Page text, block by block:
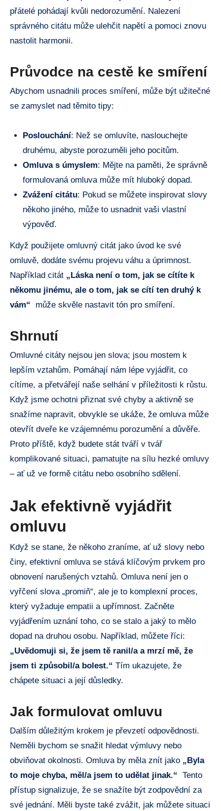
‍přátelé⁣ pohádají kvůli nedorozumění. Nalezení
správného citátu ​může ⁤ulehčit⁤ napětí a ‍pomoci⁣ znovu
nastolit harmonii.
Průvodce na⁢ cestě ke⁢ smíření
Abychom usnadnili‌ proces smíření, může být užitečné
⁣se‌ zamyslet nad těmito tipy:
Poslouchání:⁣ Než se omluvíte,​ naslouchejte
druhému, abyste ‌porozuměli jeho pocitům.
Omluva⁤ s úmyslem: Mějte ​na⁤ paměti, že správně
formulovaná omluva ‌může mít ⁣hluboký ⁢dopad.
Zvážení citátu: ‍Pokud se můžete inspirovat slovy‍
někoho jiného, může⁢ to usnadnit⁣ vaši vlastní
výpověď.
Když použijete omluvný citát⁣ jako úvod ke ⁢své
omluvě, dodáte svému projevu váhu a úprimnost.
Například citát „Láska není ⁤o ‌tom, jak se ⁤cítíte k
⁣někomu ​jinému, ale‍ o tom, jak se ‌cítí ten druhý k
vám“ ⁣ může skvěle nastavit tón ⁣pro smíření.
Shrnutí
Omluvné citáty nejsou jen slova; jsou mostem k
lepším vztahům. Pomáhají nám⁣ lépe vyjádřit, co
cítíme, a ​přetvářejí naše selhání v příležitosti k růstu.
Když​ jsme ochotni přiznat své chyby​ a⁢ aktivně se ​
snažíme napravit, obvykle‌ se ⁤ukáže, ‌že ⁤omluva může ​
otevřít dveře ke vzájemnému porozumění‍ a důvěře.
Proto příště, když​ budete stát ⁢tváří v tvář
⁣komplikované situaci, ⁢pamatujte na‍ sílu ⁤hezké omluvy
– ať ​už ve formě citátu nebo osobního sdělení.
Jak efektivně vyjádřit
omluvu
Když ‍se stane,⁣ že⁣ někoho zraníme,‌ ať​ už ⁤slovy nebo⁣
činy, efektivní omluva se ‌stává klíčovým prvkem⁢ pro
obnovení narušených vztahů.​ Omluva není‌ jen⁤ o
vyřčení slova „promiň“, ale​ je ⁣to komplexní proces,
‌který vyžaduje ‍empatii a upřímnost. Začněte
vyjádřením uznání toho, co se stalo a jaký ⁤to ⁣mělo ​
dopad ‍na druhou osobu. Například, ‌můžete říci:
„Uvědomuji⁣ si, že jsem tě ranil/a a mrzí mě, že
jsem ti ⁣způsobil/a bolest.“ ⁣Tím ​ukazujete, že
chápete situaci a její důsledky.
Jak formulovat⁣ omluvu
Dalším důležitým krokem je převzetí odpovědnosti.
Neměli bychom se ⁣snažit hledat výmluvy ​nebo
obviňovat‍ okolnosti.⁣ Omluva ​by ​měla znít jako​ „Byla
to ⁢moje chyba, měl/a jsem to udělat jinak.“ ‍ Tento
přístup signalizuje,​ že se ⁣snažíte​ být zodpovědní ⁢za
své jednání. ⁢Měli byste také⁤ zvážit, jak můžete ⁤situaci